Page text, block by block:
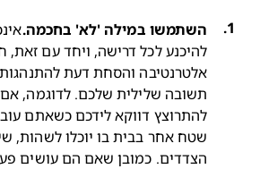
השתמשו במילה 'לא' בחכמה.